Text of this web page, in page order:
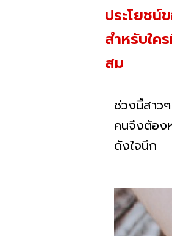
ประโยช
สำหรับใค
สม
ช่วงนี้สาว
คนจึงต้อง
ดังใจนึ